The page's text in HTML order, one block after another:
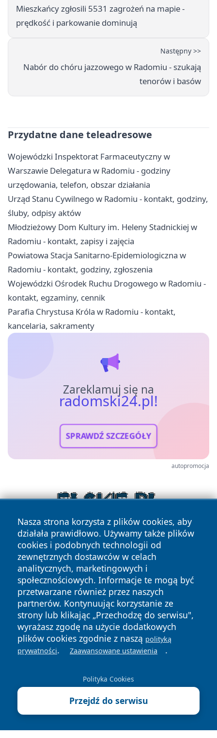
Mieszkańcy zgłosili 5531 zagrożeń na mapie -
prędkość i parkowanie dominują
Następny >>
Nabór do chóru jazzowego w Radomiu - szukają
tenorów i basów
Przydatne dane teleadresowe
Wojewódzki Inspektorat Farmaceutyczny w
Warszawie Delegatura w Radomiu - godziny
urzędowania, telefon, obszar działania
Urząd Stanu Cywilnego w Radomiu - kontakt, godziny,
śluby, odpisy aktów
Młodzieżowy Dom Kultury im. Heleny Stadnickiej w
Radomiu - kontakt, zapisy i zajęcia
Powiatowa Stacja Sanitarno-Epidemiologiczna w
Radomiu - kontakt, godziny, zgłoszenia
Wojewódzki Ośrodek Ruchu Drogowego w Radomiu -
kontakt, egzaminy, cennik
Parafia Chrystusa Króla w Radomiu - kontakt,
kancelaria, sakramenty
Zareklamuj się na
radomski24.pl!
SPRAWDŹ SZCZEGÓŁY
autopromocja
Nasza strona korzysta z plików cookies, aby
działała prawidłowo. Używamy także plików
cookies i podobnych technologii od
zewnętrznych dostawców w celach
analitycznych, marketingowych i
społecznościowych. Informacje te mogą być
przetwarzane również przez naszych
partnerów. Kontynuując korzystanie ze
strony lub klikając „Przechodzę do serwisu",
wyrażasz zgodę na użycie dodatkowych
plików cookies zgodnie z naszą polityką
prywatności. Zaawansowane ustawienia .
Polityka Cookies
Przejdź do serwisu
Copyright © 2026 radomski24.pl Wszystkie prawa
zastrzeżone.
News Autorzy
Polityka
Prywatności
Polityka
Cookies